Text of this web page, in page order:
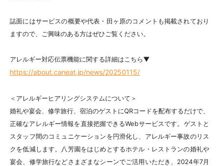
誌面にはサービスの概要や代表・田ヶ原のコメントも掲載されており
ますので、ご興味のある方はぜひご覧ください。
アレルギー対応伝票機能に関する詳細はこちら▼
https://about.caneat.jp/news/20250115/
＜アレルギーヒアリングシステムについて＞
婚礼や宴会、修学旅行、宿泊のゲストにQRコードを配布するだけで、
正確なアレルギー情報を直接把握できるWebサービスです。ゲストと
スタッフ間のコミュニケーションを円滑化し、アレルギー事故のリス
クを低減します。八芳園をはじめとするホテル・レストランの婚礼や
宴会、修学旅行などさまざまなシーンでご活用いただき、2024年7月